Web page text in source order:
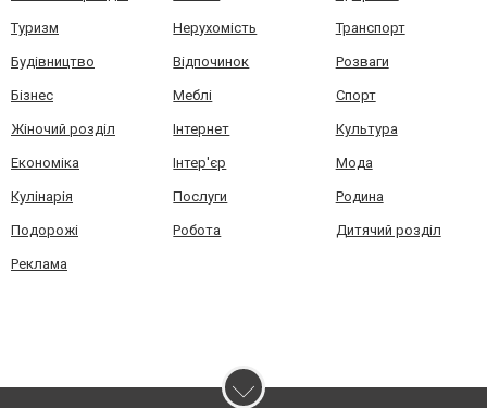
Туризм Нерухомість Транспорт
Будівництво Відпочинок Розваги
Бізнес Меблі Спорт
Жіночий розділ Інтернет Культура
Економіка Інтер'єр Мода
Кулінарія Послуги Родина
Подорожі Робота Дитячий розділ
Реклама